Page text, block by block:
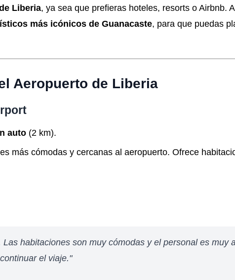
Liberia, ya sea que prefieras hoteles, resorts o Airbnb.
más icónicos de Guanacaste, para que puedas
Aeropuerto de Liberia
auto (2 km).
más cómodas y cercanas al aeropuerto. Ofrece
habitaciones son muy cómodas y el personal es muy
el viaje."